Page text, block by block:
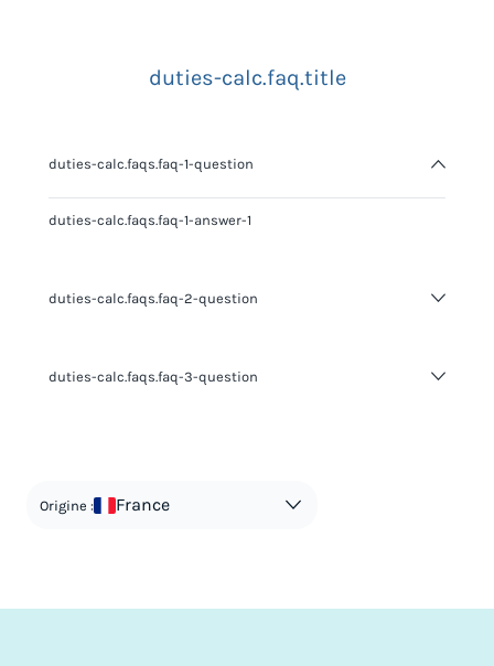
duties-calc.faq.title
duties-calc.faqs.faq-1-question
duties-calc.faqs.faq-1-answer-1
duties-calc.faqs.faq-2-question
duties-calc.faqs.faq-3-question
Origine : France